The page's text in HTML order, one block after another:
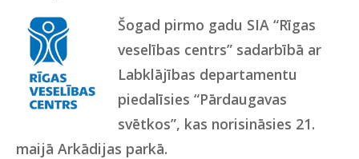
Šogad pirmo gadu SIA “Rīgas
veselības centrs” sadarbībā ar
Labklājības departamentu
piedalīsies “Pārdaugavas
svētkos”, kas norisināsies 21.
maijā Arkādijas parkā.